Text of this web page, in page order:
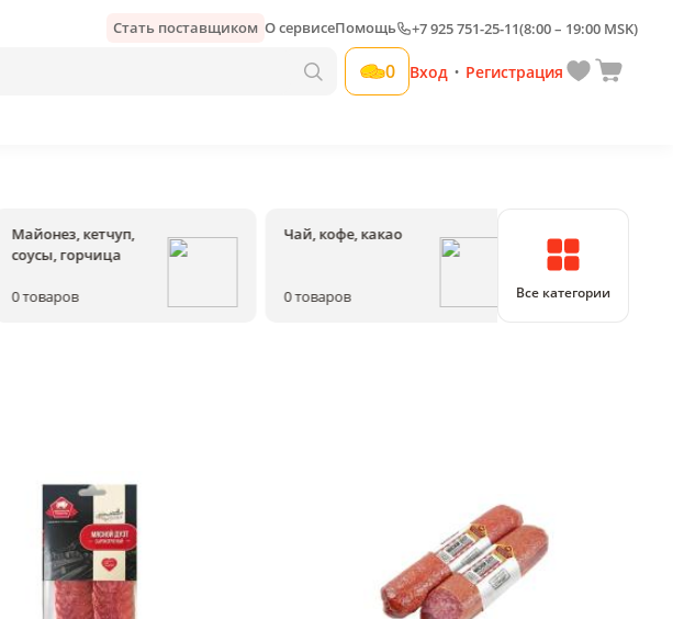
Стать поставщиком О сервисеПомощь +7 925 751-25-11(8:00 – 19:00 MSK)
0 Вход • Регистрация
Майонез, кетчуп,
соусы, горчица
0товаров
Чай, кофе, какао
0товаров
Соки, воды,
0товаров
Все категории